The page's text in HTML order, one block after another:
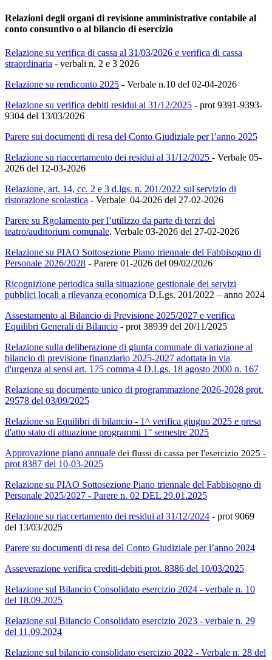
Relazioni degli organi di revisione amministrative contabile al
conto consuntivo o al bilancio di esercizio
Relazione su verifica di cassa al 31/03/2026 e verifica di cassa
straordinaria - verbali n, 2 e 3 2026
Relazione su rendiconto 2025 - Verbale n.10 del 02-04-2026
Relazione su verifica debiti residui al 31/12/2025 - prot 9391-9393-
9304 del 13/03/2026
Parere sui documenti di resa del Conto Giudiziale per l’anno 2025
Relazione su riaccertamento dei residui al 31/12/2025 - Verbale 05-
2026 del 12-03-2026
Relazione, art. 14, cc. 2 e 3 d.lgs. n. 201/2022 sul servizio di
ristorazione scolastica - Verbale 04-2026 del 27-02-2026
Parere su Rgolamento per l’utilizzo da parte di terzi del
teatro/auditorium comunale. Verbale 03-2026 del 27-02-2026
Relazione su PIAO Sottosezione Piano triennale del Fabbisogno di
Personale 2026/2028 - Parere 01-2026 del 09/02/2026
Ricognizione periodica sulla situazione gestionale dei servizi
pubblici locali a rilevanza economica D.Lgs. 201/2022 – anno 2024
Assestamento al Bilancio di Previsione 2025/2027 e verifica
Equilibri Generali di Bilancio - prot 38939 del 20/11/2025
Relazione sulla deliberazione di giunta comunale di variazione al
bilancio di previsione finanziario 2025-2027 adottata in via
d'urgenza ai sensi art. 175 comma 4 D.Lgs. 18 agosto 2000 n. 167
Relazione su documento unico di programmazione 2026-2028 prot.
29578 del 03/09/2025
Relazione su Equilibri di bilancio - 1^ verifica giugno 2025 e presa
d'atto stato di attuazione programmi 1° semestre 2025
Approvazione piano annuale dei flussi di cassa per l'esercizio 2025 -
prot 8387 del 10-03-2025
Relazione su PIAO Sottosezione Piano triennale del Fabbisogno di
Personale 2025/2027 - Parere n. 02 DEL 29.01.2025
Relazione su riaccertamento dei residui al 31/12/2024 - prot 9069
del 13/03/2025
Parere su documenti di resa del Conto Giudiziale per l’anno 2024
Asseverazione verifica crediti-debiti prot. 8386 del 10/03/2025
Relazione sul Bilancio Consolidato esercizio 2024 - verbale n. 10
del 18.09.2025
Relazione sul Bilancio Consolidato esercizio 2023 - verbale n. 29
del 11.09.2024
Relazione sul bilancio consolidato esercizio 2022 - Verbale n. 28 del